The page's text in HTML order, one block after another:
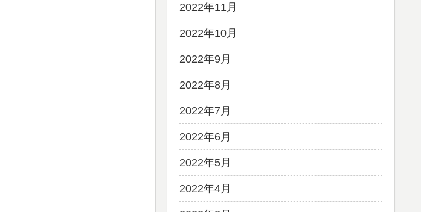
2022年11月
2022年10月
2022年9月
2022年8月
2022年7月
2022年6月
2022年5月
2022年4月